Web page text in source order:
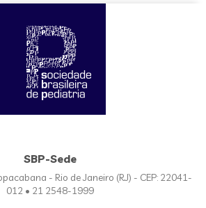
SBP-Sede
- Rio de Janeiro (RJ) - CEP: 22041-
012 • 21 2548-1999